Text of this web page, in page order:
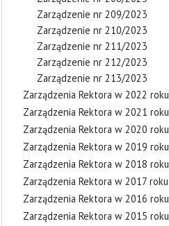
Zarządzenie nr 209/2023
Zarządzenie nr 210/2023
Zarządzenie nr 211/2023
Zarządzenie nr 212/2023
Zarządzenie nr 213/2023
Zarządzenia Rektora w 2022 roku
Zarządzenia Rektora w 2021 roku
Zarządzenia Rektora w 2020 roku
Zarządzenia Rektora w 2019 roku
Zarządzenia Rektora w 2018 roku
Zarządzenia Rektora w 2017 roku
Zarządzenia Rektora w 2016 roku
Zarządzenia Rektora w 2015 roku